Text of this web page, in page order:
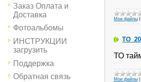
Заказ Оплата и
Доставка
Фотоальбомы
ИНСТРУКЦИИ
загрузить
Поддержка
Обратная связь
Мои файлы
ТО
Мои файлы